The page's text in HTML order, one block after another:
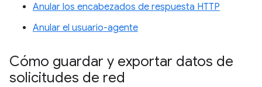
Anular los encabezados de respuesta HTTP
Anular el usuario-agente
Cómo guardar y exportar datos de
solicitudes de red